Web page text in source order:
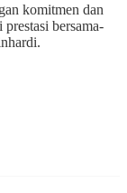
komitmen dan
bersama-